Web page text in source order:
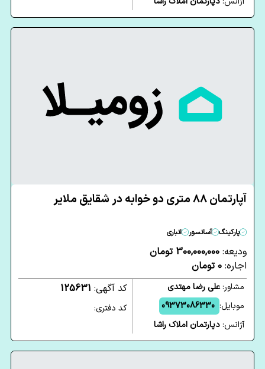
آپارتمان 88 متری دو خوابه در شقایق ملایر
پارکینگ آسانسور انباری
ودیعه: 300,000,000 تومان
اجاره: 0 تومان
مشاور:علی رضا مهتدی
موبایل: 09373086330
آژانس:دپارتمان املاک راشا
کد آگهی: 125631
کد دفتری: